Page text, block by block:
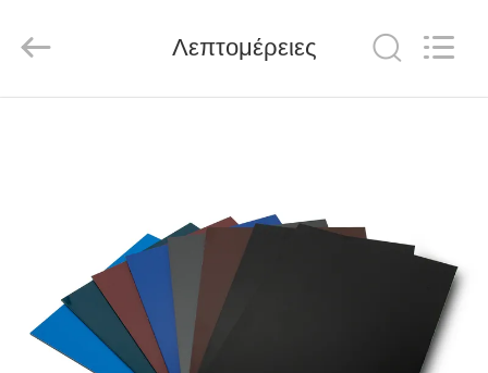
ΣΧΕΤΙΚΆ
ΕΜΆΣ
Co.,
Reserved.
Λεπτομέρειες